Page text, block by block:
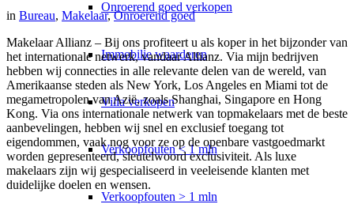
Onroerend goed verkopen
Immobilie waarderen
Villa verkopen
Verkoopfouten < 1 mln
Verkoopfouten > 1 mln
in Bureau, Makelaar,Onroerend goed
Makelaar Allianz – Bij ons profiteert u als koper in het bijzonder van
het internationale netwerk, vandaar Allianz. Via mijn bedrijven
hebben wij connecties in alle relevante delen van de wereld, van
Amerikaanse steden als New York, Los Angeles en Miami tot de
megametropolen van Azië, zoals Shanghai, Singapore en Hong
Kong. Via ons internationale netwerk van topmakelaars met de beste
aanbevelingen, hebben wij snel en exclusief toegang tot
eigendommen, vaak nog voor ze op de openbare vastgoedmarkt
worden gepresenteerd, sleutelwoord exclusiviteit. Als luxe
makelaars zijn wij gespecialiseerd in veeleisende klanten met
duidelijke doelen en wensen.